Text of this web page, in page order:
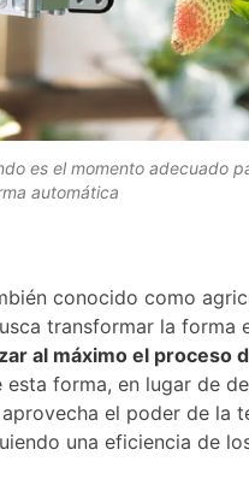
es el momento adecuado
automática
conocido como
transformar la forma
al máximo el proceso
forma, en lugar de
el poder de la
una eficiencia de